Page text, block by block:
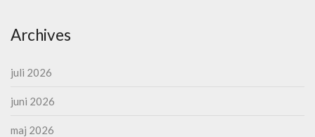
Archives
juli 2026
juni 2026
maj 2026